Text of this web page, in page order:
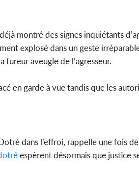
montré des signes inquiétants
explosé dans un geste
aveugle de l’agresseur.
en garde à vue tandis que les
dans l’effroi, rappelle une fois
espèrent désormais que justice